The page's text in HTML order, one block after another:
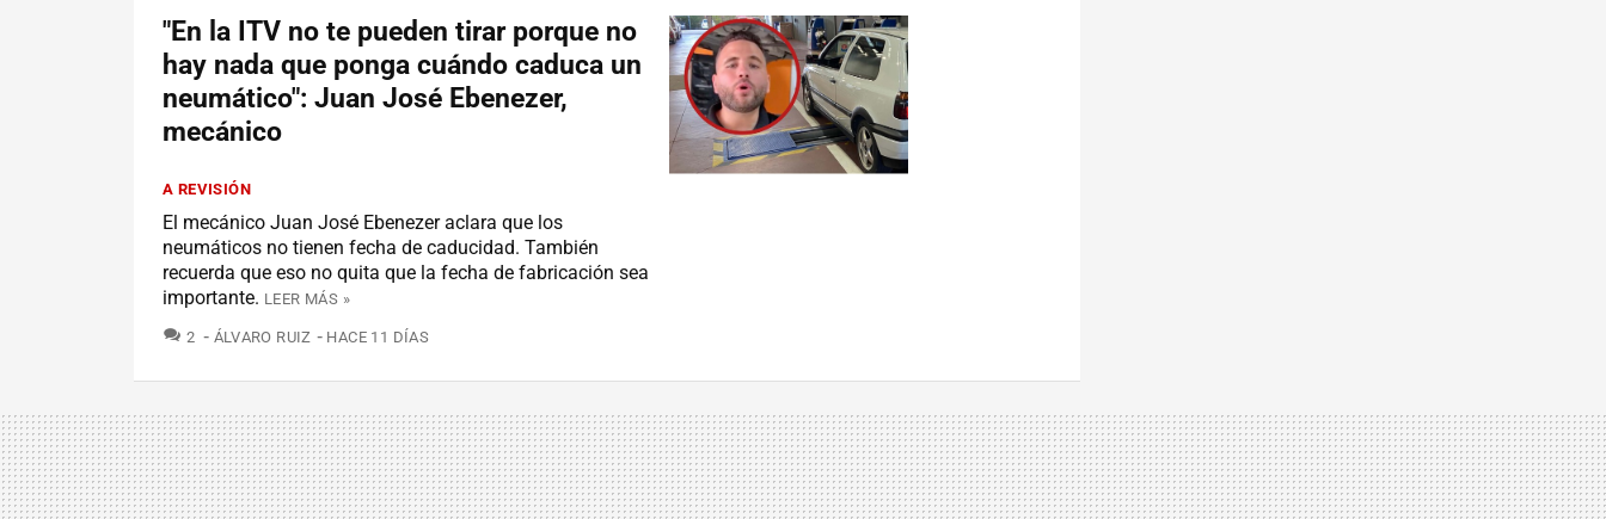
"En la ITV no te pueden tirar porque no
hay nada que ponga cuándo caduca un
neumático": Juan José Ebenezer,
mecánico
A REVISIÓN
El mecánico Juan José Ebenezer aclara que los
neumáticos no tienen fecha de caducidad. También
recuerda que eso no quita que la fecha de fabricación sea
importante. LEER MÁS »
2 COMENTARIOS
ÁLVARO RUIZ HACE 11 DÍAS